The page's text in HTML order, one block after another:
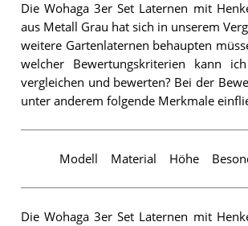
Die Wohaga 3er Set Laternen mit
aus Metall Grau hat sich in unserem
weitere Gartenlaternen behaupten
welcher Bewertungskriterien kann
vergleichen und bewerten? Bei der
unter anderem folgende Merkmale
Modell Material Höhe
Die Wohaga 3er Set Laternen mit